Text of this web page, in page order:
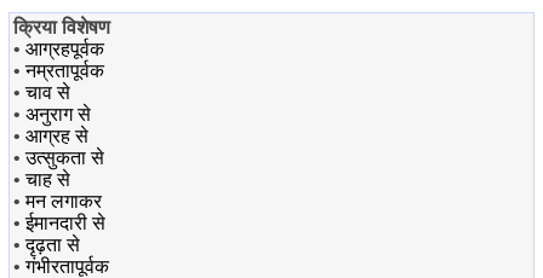
क्रिया विशेषण
• आग्रहपूर्वक
•नम्रतापूर्वक
•चाव से
• अनुराग से
• आग्रह से
•उत्सुकता से
•चाह से
•मन लगाकर
•ईमानदारी से
•दृढ़ता से
•गंभीरतापूर्वक